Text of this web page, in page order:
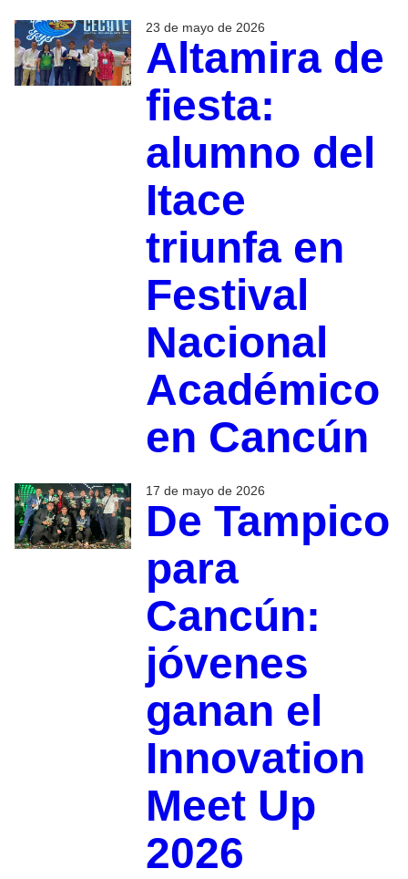
23 de mayo de 2026
Altamira de
fiesta:
alumno del
Itace
triunfa en
Festival
Nacional
Académico
en Cancún
17 de mayo de 2026
De Tampico
para
Cancún:
jóvenes
ganan el
Innovation
Meet Up
2026